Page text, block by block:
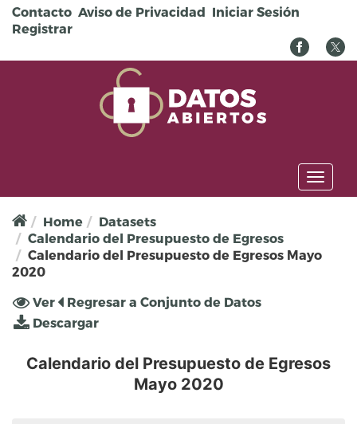
Pasar al contenido principal
Contacto Aviso de Privacidad Iniciar Sesión
Registrar
Toggle
Home
Datasets
Calendario del Presupuesto de Egresos
Calendario del Presupuesto de Egresos Mayo
2020
Solapas principales
Ver (solapa
activa)
Regresar a Conjunto de Datos
Descargar
Calendario del Presupuesto de Egresos
Mayo 2020